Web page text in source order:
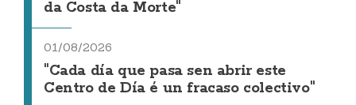
da Costa da Morte"
01/08/2026
"Cada día que pasa sen abrir este
Centro de Día é un fracaso colectivo"